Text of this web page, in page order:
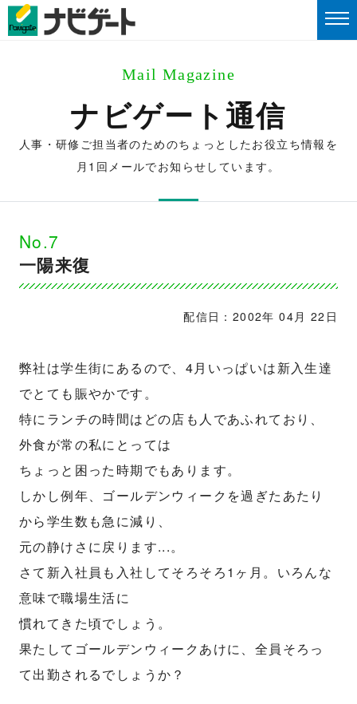
Mail Magazine
ナビゲート通信
人事・研修ご担当者のためのちょっとしたお役立ち情報を
月1回メールでお知らせしています。
No.7
一陽来復
配信日：2002年 04月 22日
弊社は学生街にあるので、4月いっぱいは新入生達
でとても賑やかです。
特にランチの時間はどの店も人であふれており、
外食が常の私にとっては
ちょっと困った時期でもあります。
しかし例年、ゴールデンウィークを過ぎたあたり
から学生数も急に減り、
元の静けさに戻ります...。
さて新入社員も入社してそろそろ1ヶ月。いろんな
意味で職場生活に
慣れてきた頃でしょう。
果たしてゴールデンウィークあけに、全員そろっ
て出勤されるでしょうか？